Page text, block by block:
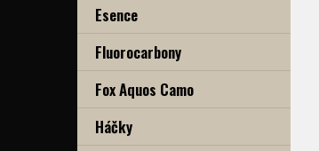
Esence
Fluorocarbony
Fox Aquos Camo
Háčky